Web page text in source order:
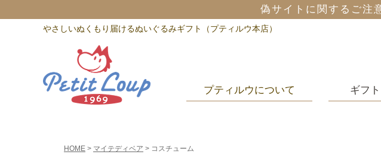
やさしいぬくもり届けるぬいぐるみギフト（プティルウ本店）
プティルウについて ギフト
HOME マイテディベア コスチューム